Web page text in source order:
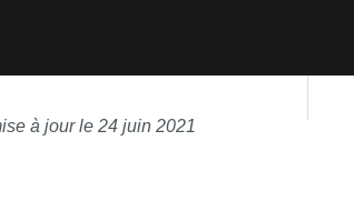
à jour le 24 juin 2021